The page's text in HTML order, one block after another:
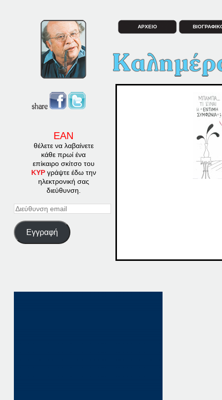
ΕΑΝ
θέλετε να λαβαίνετε
κάθε πρωί ένα
επίκαιρο σκίτσο του
ΚΥΡγράψτε έδω την
ηλεκτρονική σας
διεύθυνση.
Διεύθυνση
Εγγραφή
ΑΡΧΕΙΟ